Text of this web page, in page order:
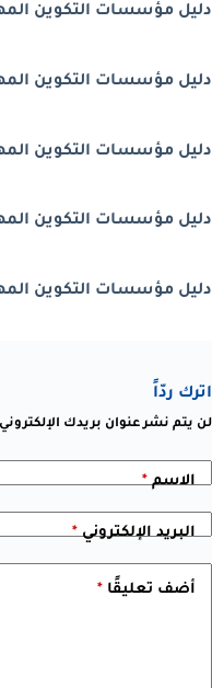
دليل مؤسسات التكوين
دليل مؤسسات التكوين
دليل مؤسسات التكوين
دليل مؤسسات التكوين
دليل مؤسسات التكوين
اترك ردّاً
لن يتم نشر عنوان بريدك
الاسم*
البريد الإلكتروني*
أضف تعليقًا *